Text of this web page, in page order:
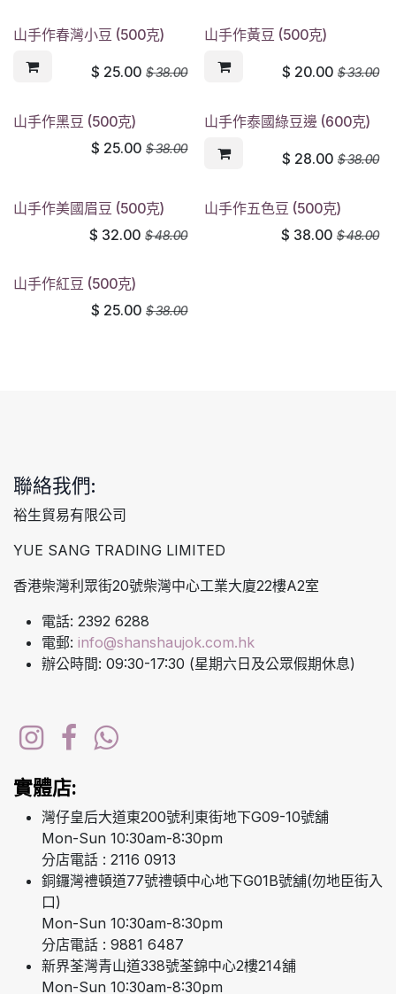
山手作春灣小豆 (500克)
$ 25.00 $38.00
山手作黃豆 (500克)
$ 20.00 $33.00
山手作黑豆 (500克)
$ 25.00 $38.00
山手作泰國綠豆邊 (600克)
$ 28.00 $38.00
山手作美國眉豆 (500克)
$ 32.00 $48.00
山手作五色豆 (500克)
$ 38.00 $48.00
山手作紅豆 (500克)
$ 25.00 $38.00
聯絡我們:
裕生貿易有限公司
YUE SANG TRADING LIMITED
香港柴灣利眾街20號柴灣中心工業大廈22樓A2室
電話: 2392 6288
電郵: info@shanshaujok.com.hk
辦公時間: 09:30-17:30 (星期六日及公眾假期休息)
實體店:
灣仔皇后大道東200號利東街地下G09-10號舖
Mon-Sun 10:30am-8:30pm
分店電話 : 2116 0913
銅鑼灣禮頓道77號禮頓中心地下G01B號舖(勿地臣街入
口)
Mon-Sun 10:30am-8:30pm
分店電話 : 9881 6487
新界荃灣青山道338號荃錦中心2樓214舖
Mon-Sun 10:30am-8:30pm